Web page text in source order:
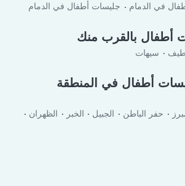
في الدمام
جليسات أطفال في الدمام
أطفال بالقرب منك
سيهات
أطفال في المنطقة
حفر الباطن‎ الجبيل الخبر
الظهران